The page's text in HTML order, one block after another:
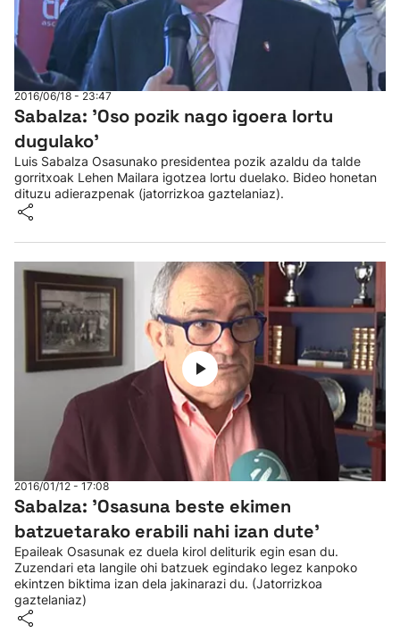
2016/06/18 - 23:47
Sabalza: 'Oso pozik nago igoera lortu
dugulako'
Luis Sabalza Osasunako presidentea pozik azaldu da talde
gorritxoak Lehen Mailara igotzea lortu duelako. Bideo honetan
dituzu adierazpenak (jatorrizkoa gaztelaniaz).
2016/01/12 - 17:08
Sabalza: 'Osasuna beste ekimen
batzuetarako erabili nahi izan dute'
Epaileak Osasunak ez duela kirol deliturik egin esan du.
Zuzendari eta langile ohi batzuek egindako legez kanpoko
ekintzen biktima izan dela jakinarazi du. (Jatorrizkoa
gaztelaniaz)